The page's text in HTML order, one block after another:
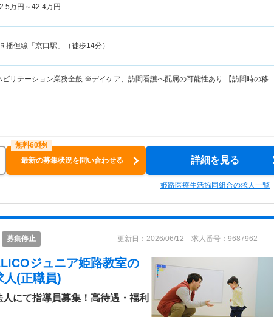
万円～42.4万円
播但線「京口駅」（徒歩14分）
ビリテーション業務全般 ※デイケア、訪問看護へ配属の可能性あり 【訪問時の移
最新の募集状況を問い合わせる 詳細を見る
姫路医療生活協同組合の求人一覧
募集停止 更新日：2026/06/12 求人番号：9687962
ジュニア姫路教室の
人(正職員)
人にて指導員募集！高待遇・福利